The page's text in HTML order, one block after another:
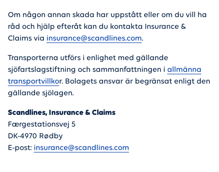
Om någon annan skada har uppstått eller om du vill ha
råd och hjälp efteråt kan du kontakta Insurance &
Claims via insurance@scandlines.com.
Transporterna utförs i enlighet med gällande
sjöfartslagstiftning och sammanfattningen i allmänna
transportvillkor. Bolagets ansvar är begränsat enligt den
gällande sjölagen.
Scandlines, Insurance & Claims
Færgestationsvej 5
DK-4970 Rødby
E-post: insurance@scandlines.com